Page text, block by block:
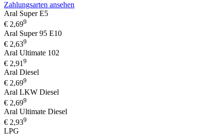
Zahlungsarten ansehen
Aral Super E5
€ 2,699
Aral Super 95 E10
€ 2,639
Aral Ultimate 102
€ 2,919
Aral Diesel
€ 2,699
Aral LKW Diesel
€ 2,699
Aral Ultimate Diesel
€ 2,939
LPG